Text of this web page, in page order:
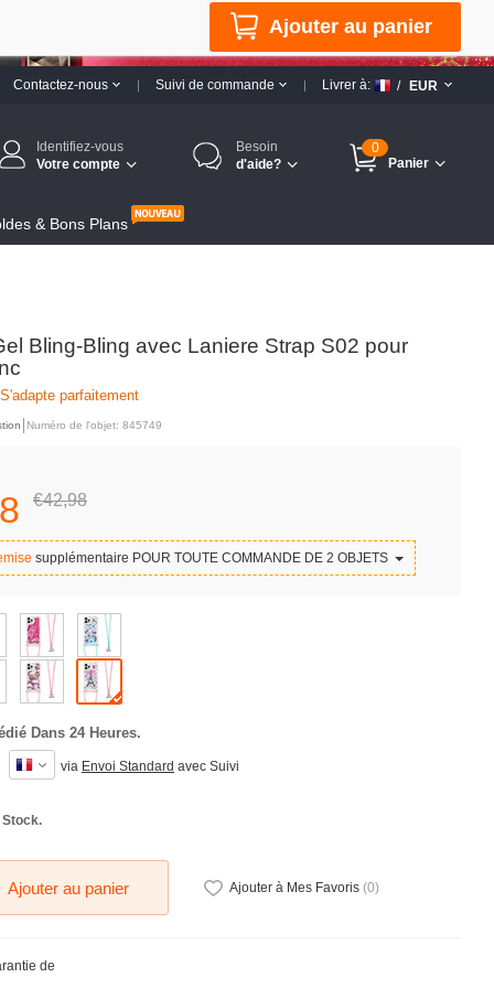
Contactez-nous Suivi de commande Livrer à: / EUR
Identifiez-vous
Votre compte
Besoin
d'aide?
0
Panier
& Bons Plans
Bling-Bling avec Laniere Strap S02 pour
parfaitement
Numéro de l'objet: 845749
€42,98
supplémentaire POUR TOUTE COMMANDE DE 2 OBJETS
Dans 24 Heures.
via Envoi Standard avec Suivi
Stock.
Ajouter au panier Ajouter à Mes Favoris (0)
de
Ajouter au panier